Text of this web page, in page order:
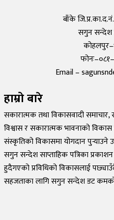
बाँके
सगुन सन्देश
Email –
हाम्रो बारे
सकारात्मक तथा विकासवादी
विश्वास र सकारात्मक भावनाको
संस्कृतिको विकासमा योगदान पुर्‍याउने
सगुन सन्देश साप्ताहिक पत्रिका
हुदैगएको प्रविधिको विकासलाई
सहजताका लागि सगुन सन्देश डट कमको